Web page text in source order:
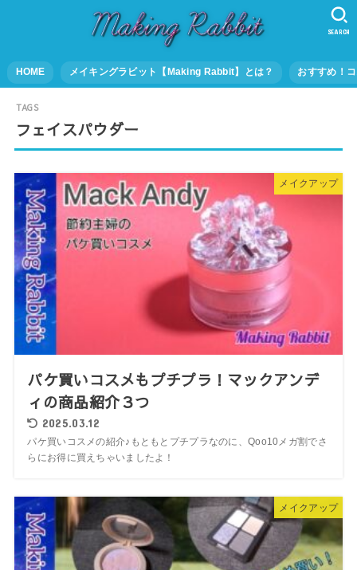
HOME メイキングラビット【Making Rabbit】とは？ おすすめ！
SEARCH
フェイスパウダー
メイクアップ
パケ買いコスメもプチプラ！マックアンデ
ィの商品紹介３つ
2025.03.12
パケ買いコスメの紹介♪もともとプチプラなのに、Qoo10メガ割でさ
らにお得に買えちゃいましたよ！
メイクアップ